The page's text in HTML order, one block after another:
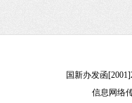
国新办发函
信息网络